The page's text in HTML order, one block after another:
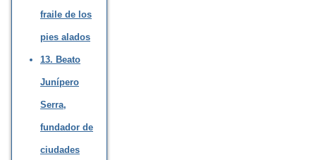
fraile de los
pies alados
13. Beato
Junípero
Serra,
fundador de
ciudades